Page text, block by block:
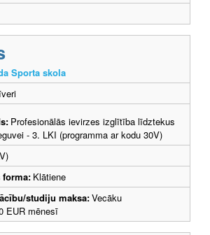
Sporta skola
Profesionālās ievirzes izglītība līdztekus
- 3. LKI (programma ar kodu 30V)
Klātiene
studiju maksa:Vecāku
EUR mēnesī